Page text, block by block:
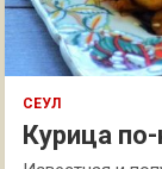
СЕУЛ
Курица